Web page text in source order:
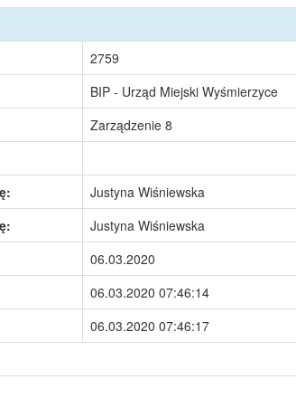
2759
BIP - Urząd Miejski Wyśmierzyce
Zarządzenie 8
Justyna Wiśniewska
Justyna Wiśniewska
06.03.2020
06.03.2020 07:46:14
06.03.2020 07:46:17